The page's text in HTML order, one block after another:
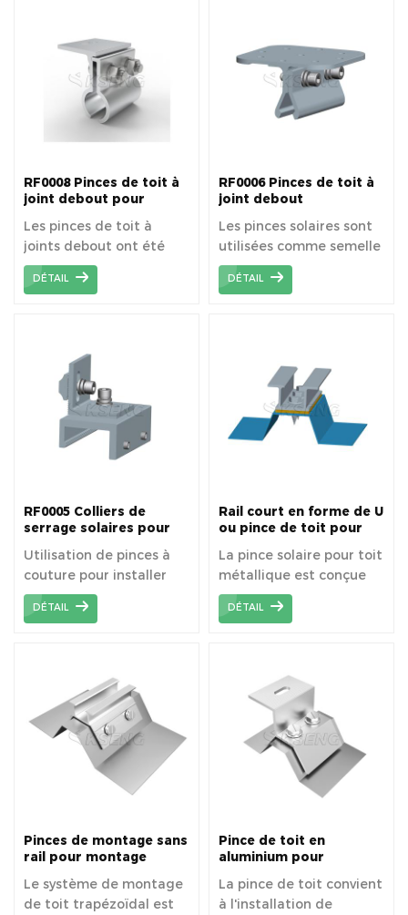
RF0008 Pinces de toit à
joint debout pour
Les pinces de toit à
joints debout ont été
largement utilisées sur
les toits universels en
DÉTAIL
RF0006 Pinces de toit à
joint debout
Les pinces solaires sont
utilisées comme semelle
pour le système de toit
en métal du module PV.
DÉTAIL
RF0005 Colliers de
serrage solaires pour
Utilisation de pinces à
couture pour installer
des panneaux solaires
sur un toit en métal.
DÉTAIL
Rail court en forme de U
ou pince de toit pour
La pince solaire pour toit
métallique est conçue
pour l'installation de
panneaux solaires sur le
DÉTAIL
Pinces de montage sans
rail pour montage
métallique trapézoïdal
Le système de montage
de toit trapézoïdal est
Pince de toit en
aluminium pour
solaire de toit en métal
La pince de toit convient
à l'installation de